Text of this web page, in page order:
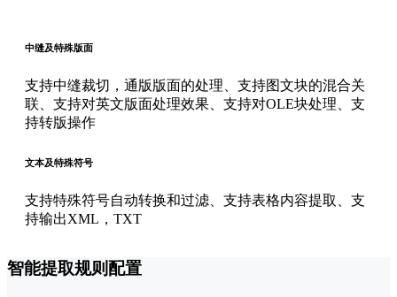
中缝及特殊版面
支持中缝裁切，通版版面的处理、支持图文块的混合关
联、支持对英文版面处理效果、支持对OLE块处理、支
持转版操作
文本及特殊符号
支持特殊符号自动转换和过滤、支持表格内容提取、支
持输出XML，TXT
智能提取规则配置